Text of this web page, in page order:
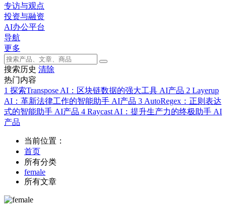
专访与观点
投资与融资
AI办公平台
导航
更多
搜索历史 清除
热门内容
1 探索Transpose AI：区块链数据的强大工具 AI产品 2 Layerup
AI：革新法律工作的智能助手 AI产品 3 AutoRegex：正则表达
式的智能助手 AI产品 4 Raycast AI：提升生产力的终极助手 AI
产品
当前位置：
首页
所有分类
female
所有文章